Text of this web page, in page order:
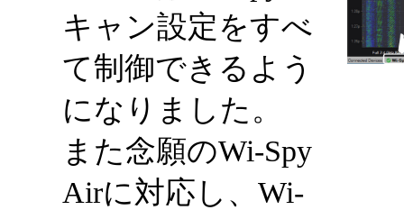
キャン設定をすべ
て制御できるよう
になりました。
また念願のWi-Spy
Airに対応し、Wi-